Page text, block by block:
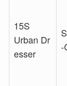
15S
Urban Dr
esser
-